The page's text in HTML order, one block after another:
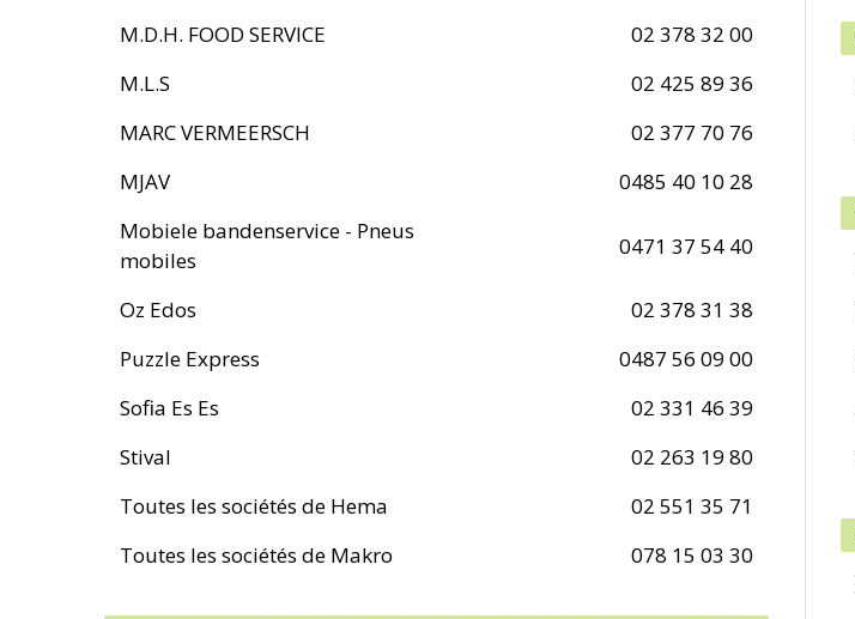
M.D.H. FOOD SERVICE
02 378 32 00
M.L.S
02 425 89 36
MARC VERMEERSCH
02 377 70 76
MJAV
0485 40 10 28
Mobiele bandenservice - Pneus
mobiles
0471 37 54 40
Oz Edos
02 378 31 38
Puzzle Express
0487 56 09 00
Sofia Es Es
02 331 46 39
Stival
02 263 19 80
Toutes les sociétés de Hema
02 551 35 71
Toutes les sociétés de Makro
078 15 03 30